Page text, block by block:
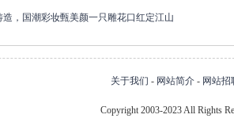
，国潮彩妆甄美颜一只雕花口红定江山
关于我们 - 网站简介 - 网站招
Copyright 2003-2023 All Rights